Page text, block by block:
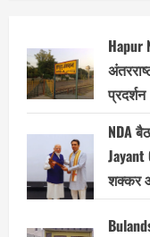
Hapur
प्रदर्शन
NDA
Jayant
शक्कर